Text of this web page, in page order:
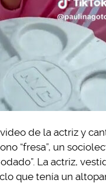
de la actriz y
“fresa”, un
La actriz,
que tenía un